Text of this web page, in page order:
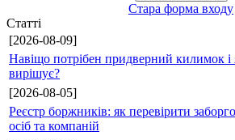
Стара форма входу
Статті
[2026-08-09]
Навіщо потрібен придверний килимок і
вирішує?
[2026-08-05]
Реєстр боржників: як перевірити
осіб та компаній